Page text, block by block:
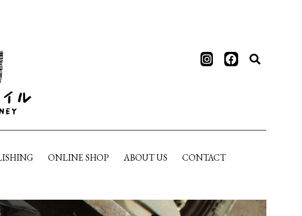
ONLINE SHOP ABOUT US CONTACT